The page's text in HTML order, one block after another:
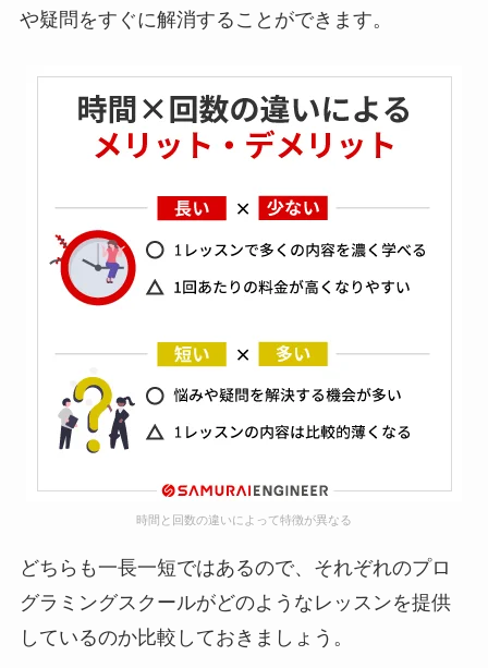
や疑問をすぐに解消することができます。
時間と回数の違いによって特徴が異なる
どちらも一長一短ではあるので、それぞれのプロ
グラミングスクールがどのようなレッスンを提供
しているのか比較しておきましょう。